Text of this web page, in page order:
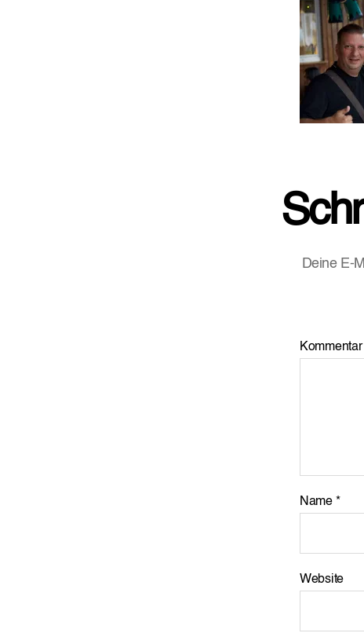
Deine E-
Kommentar
Name *
Website